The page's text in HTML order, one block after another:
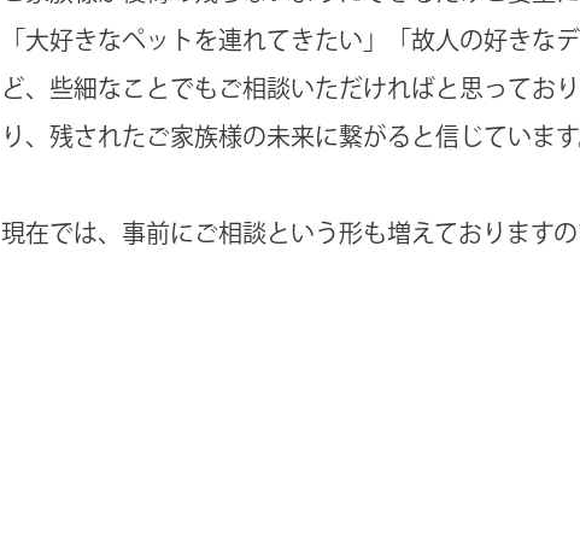
「大好きなペットを連れてきたい」「故人の好きな
ど、些細なことでもご相談いただければと思ってお
り、残されたご家族様の未来に繋がると信じています
現在では、事前にご相談という形も増えております